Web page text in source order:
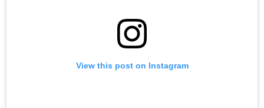
View this post on Instagram